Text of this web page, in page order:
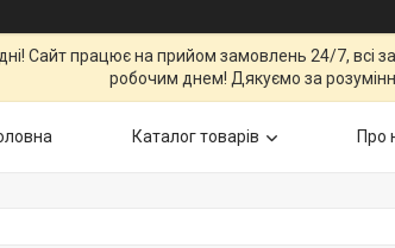
Сайт працює на прийом замовлень 24/7, всі
робочим днем! Дякуємо за
Каталог товарів Про